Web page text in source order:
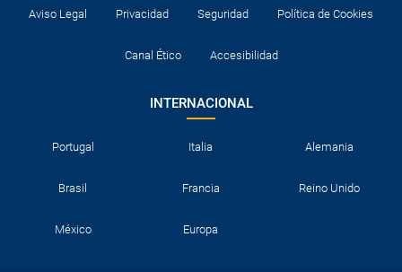
Aviso Legal Privacidad Seguridad Política de Cookies
Canal Ético Accesibilidad
INTERNACIONAL
Portugal Italia Alemania
Brasil Francia Reino Unido
México Europa